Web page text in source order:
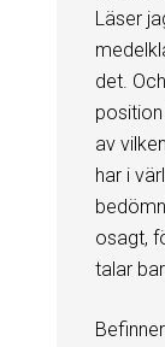
Läser
det.
av
har i
osagt,
talar